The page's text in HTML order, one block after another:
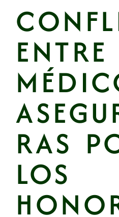
ENTRE
RAS
LOS